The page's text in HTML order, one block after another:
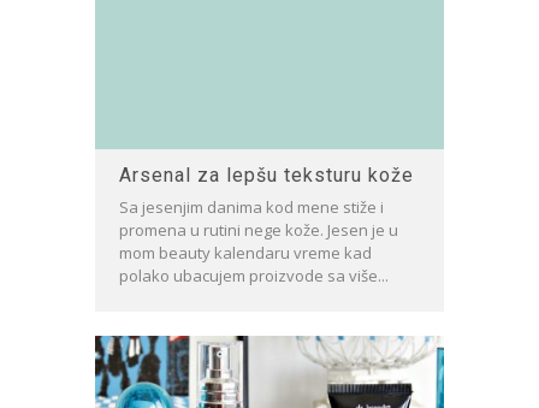
Arsenal za lepšu teksturu kože
Sa jesenjim danima kod mene stiže i
promena u rutini nege kože. Jesen je u
mom beauty kalendaru vreme kad
polako ubacujem proizvode sa više...